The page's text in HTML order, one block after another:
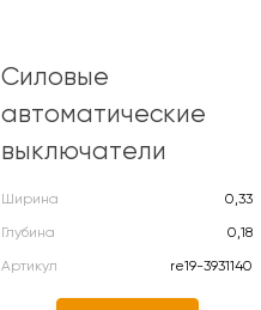
Силовые
автоматические
выключатели
Ширина
0,33
Глубина
0,18
Артикул
re19-3931140